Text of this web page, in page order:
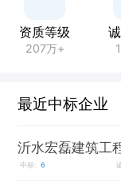
资质等级
207万+
最近中标企业
沂水宏磊建筑工
中标: 6